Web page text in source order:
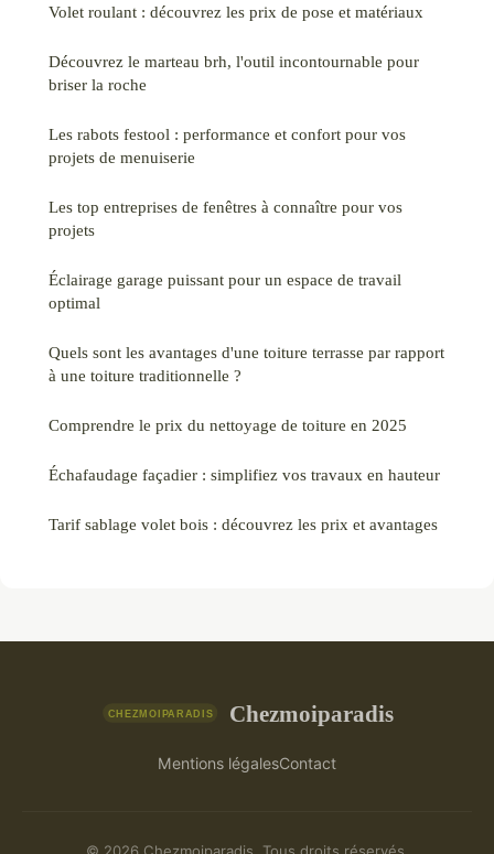
Volet roulant : découvrez les prix de pose et matériaux
Découvrez le marteau brh, l'outil incontournable pour
briser la roche
Les rabots festool : performance et confort pour vos
projets de menuiserie
Les top entreprises de fenêtres à connaître pour vos
projets
Éclairage garage puissant pour un espace de travail
optimal
Quels sont les avantages d'une toiture terrasse par rapport
à une toiture traditionnelle ?
Comprendre le prix du nettoyage de toiture en 2025
Échafaudage façadier : simplifiez vos travaux en hauteur
Tarif sablage volet bois : découvrez les prix et avantages
Chezmoiparadis
Mentions légalesContact
© 2026 Chezmoiparadis. Tous droits réservés.